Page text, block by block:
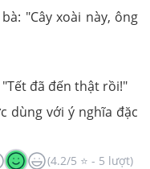
"Cây xoài này, ông
đã đến thật rồi!"
dùng với ý nghĩa đặc
(4.2/5 ⭐ - 5 lượt)